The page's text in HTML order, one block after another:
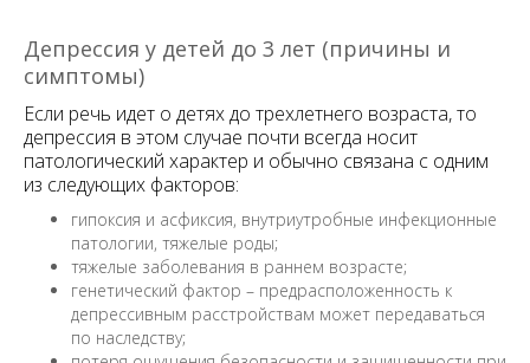
Депрессия у детей до 3 лет (причины и
симптомы)
Если речь идет о детях до трехлетнего возраста, то
депрессия в этом случае почти всегда носит
патологический характер и обычно связана с одним
из следующих факторов:
гипоксия и асфиксия, внутриутробные инфекционные
патологии, тяжелые роды;
тяжелые заболевания в раннем возрасте;
генетический фактор – предрасположенность к
депрессивным расстройствам может передаваться
по наследству;